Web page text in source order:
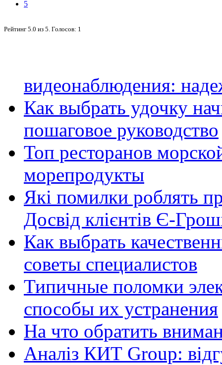
5
Рейтинг 5.0 из 5 . Голосов: 1
видеонаблюдения:
Как выбрать удочку
пошаговое руководство
Топ ресторанов
морепродукты
Які помилки роблять
Досвід клієнтів Є-
Как выбрать
советы специалистов
Типичные поломки
способы их устранения
На что обратить
Аналіз КИТ Group: